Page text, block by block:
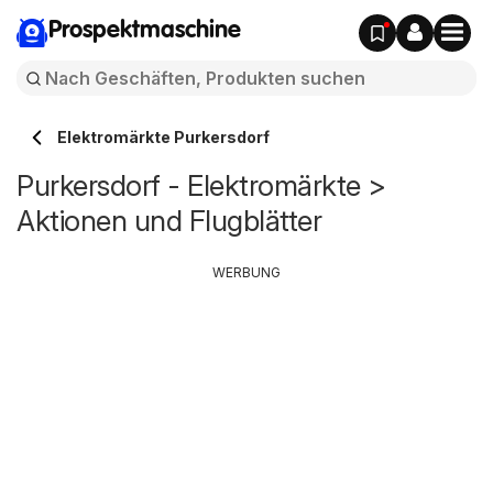
Prospektmaschine
Elektromärkte Purkersdorf
Purkersdorf - Elektromärkte >
Aktionen und Flugblätter
WERBUNG